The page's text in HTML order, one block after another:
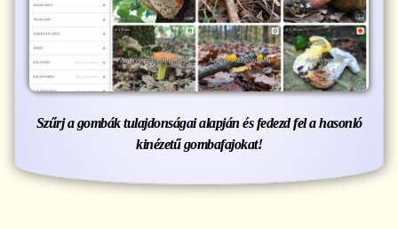
Szűrj a gombák tulajdonságai alapján és fedezd fel a hasonló
kinézetű gombafajokat!